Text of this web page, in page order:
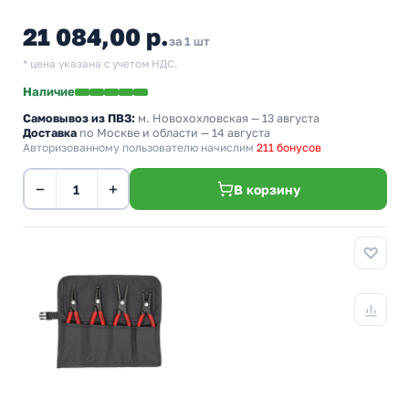
21 084,00 р.за 1 шт
* цена указана с учетом НДС.
Наличие
Самовывоз из ПВЗ: м. Новохохловская — 13 августа
Доставка по Москве и области — 14 августа
Авторизованному пользователю начислим 211 бонусов
− + В корзину